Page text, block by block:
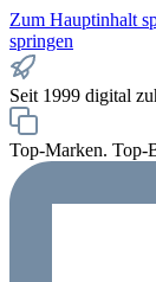
Zum Hauptinhalt
springen
Seit 1999 digital
Top-Marken. Top-